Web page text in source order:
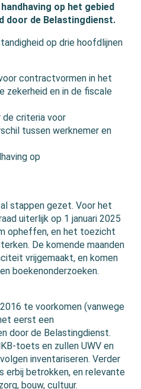
op het gebied
door de Belastingdienst.
op drie hoofdlijnen
contractvormen in het
zekerheid en in de fiscale
de criteria voor
tussen werknemer en
op
stappen gezet. Voor het
uiterlijk op 1 januari 2025
opheffen, en het toezicht
De komende maanden
vrijgemaakt, en komen
boekenonderzoeken.
te voorkomen (vanwege
eerst een
door de Belastingdienst.
toets en zullen UWV en
inventariseren. Verder
erbij betrokken, en relevante
bouw, cultuur.